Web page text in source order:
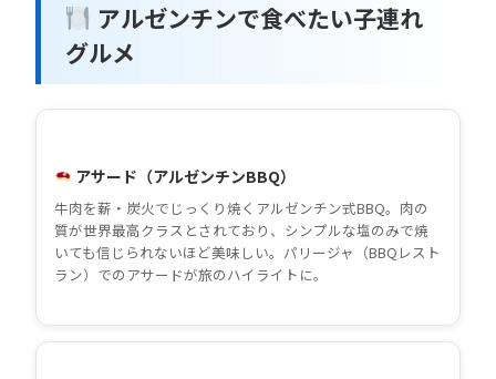
アルゼンチンで食べたい子連れ
グルメ
アサード（アルゼンチンBBQ）
牛肉を薪・炭火でじっくり焼くアルゼンチン式BBQ。肉の
質が世界最高クラスとされており、シンプルな塩のみで焼
いても信じられないほど美味しい。パリージャ（BBQレスト
ラン）でのアサードが旅のハイライトに。